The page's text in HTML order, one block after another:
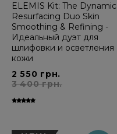
ELEMIS Kit: The Dynamic
Resurfacing Duo Skin
Smoothing & Refining -
Идеальный дуэт для
шлифовки и осветления
кожи
2 550 грн.
3 400 грн.